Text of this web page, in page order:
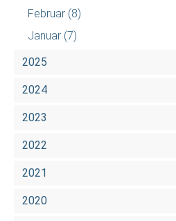
Februar (8)
Januar (7)
2025
2024
2023
2022
2021
2020